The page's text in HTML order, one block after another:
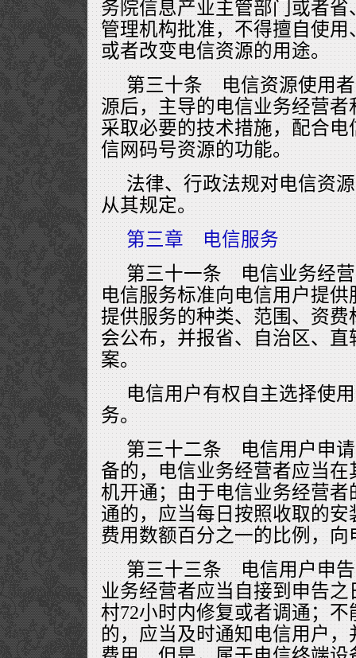
务院信息产业主管部门或者
管理机构批准，不得擅自使
或者改变电信资源的用途。
第三十条 电信资源使用
源后，主导的电信业务经营
采取必要的技术措施，配合
信网码号资源的功能。
法律、行政法规对电信资
从其规定。
第三章 电信服务
第三十一条 电信业务经
电信服务标准向电信用户提
提供服务的种类、范围、资
会公布，并报省、自治区、
案。
电信用户有权自主选择使
务。
第三十二条 电信用户申
备的，电信业务经营者应当
机开通；由于电信业务经营
通的，应当每日按照收取的
费用数额百分之一的比例，
第三十三条 电信用户申
业务经营者应当自接到申告
村72小时内修复或者调通；
的，应当及时通知电信用户